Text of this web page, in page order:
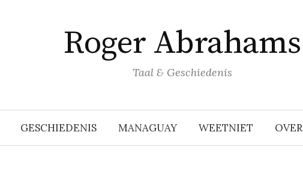
Roger Abrahams
Taal & Geschiedenis
GESCHIEDENIS MANAGUAY WEETNIET OVER